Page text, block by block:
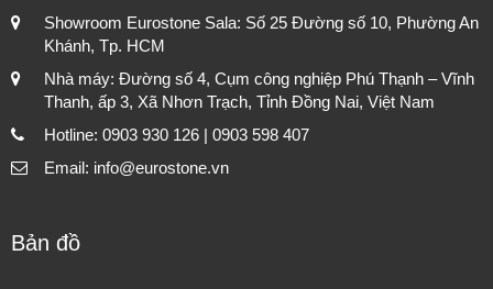
Showroom Eurostone Sala: Số 25 Đường số 10, Phường An
Khánh, Tp. HCM
Nhà máy: Đường số 4, Cụm công nghiệp Phú Thạnh – Vĩnh
Thanh, ấp 3, Xã Nhơn Trạch, Tỉnh Đồng Nai, Việt Nam
Hotline: 0903 930 126 | 0903 598 407
Email: info@eurostone.vn
Bản đồ